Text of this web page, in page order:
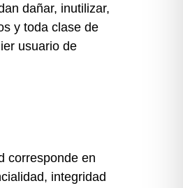
dañar, inutilizar,
y toda clase de
usuario de
corresponde en
integridad